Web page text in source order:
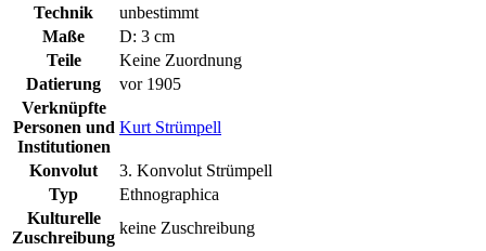
Technik
unbestimmt
Maße
D: 3 cm
Teile
Keine Zuordnung
Datierung
vor 1905
Verknüpfte
Personen und
Institutionen
Kurt Strümpell
Konvolut
3. Konvolut Strümpell
Typ
Ethnographica
Kulturelle
Zuschreibung
keine Zuschreibung